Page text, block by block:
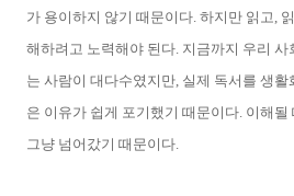
가 용이하지 않기 때문이다. 하지만 읽고,
해하려고 노력해야 된다. 지금까지 우리
는 사람이 대다수였지만, 실제 독서를 생
은 이유가 쉽게 포기했기 때문이다. 이해될
그냥 넘어갔기 때문이다.